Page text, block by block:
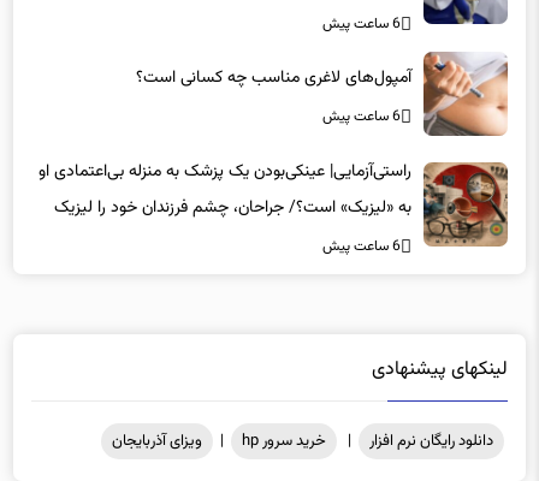
6 ساعت پیش
آمپول‌های لاغری مناسب چه کسانی است؟
6 ساعت پیش
راستی‌آزمایی| عینکی‌بودن یک پزشک به منزله بی‌اعتمادی او
به «لیزیک» است؟/ جراحان، چشم فرزندان خود را لیزیک
می‌کنند؟
6 ساعت پیش
لینکهای پیشنهادی
دانلود رایگان نرم افزار | خرید سرور hp | ویزای آذربایجان